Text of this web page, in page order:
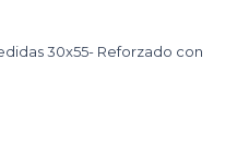
30x55- Reforzado con